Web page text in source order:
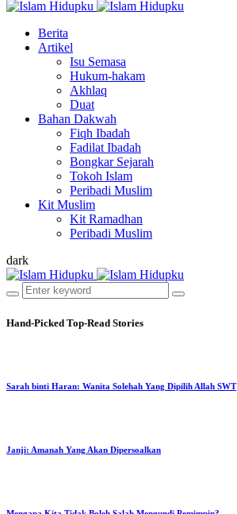
Berita
Artikel
Isu Semasa
Hukum-hakam
Akhlaq
Duat
Bahan Dakwah
Fiqh Ibadah
Fadilat Ibadah
Bongkar Sejarah
Tokoh Islam
Peribadi Muslim
Kit Muslim
Kit Ramadhan
Peribadi Muslim
dark
Hand-Picked Top-Read Stories
Sarah binti Haran: Wanita Solehah Yang Dipilih Allah SWT
Janji: Amanah Yang Akan Dipersoalkan